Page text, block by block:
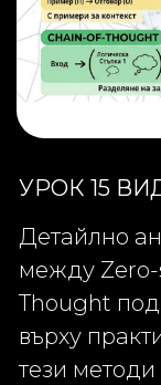
УРОК 15
Детайлно
между
Thought
върху
тези